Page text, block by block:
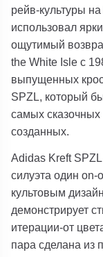
рейв-культуры
использовал
ощутимый
the White Isle с
выпущенных
SPZL, который
самых сказочных
созданных.
Adidas Kreft
силуэта один on-
культовым
демонстрирует
итерации-от
пара сделана из